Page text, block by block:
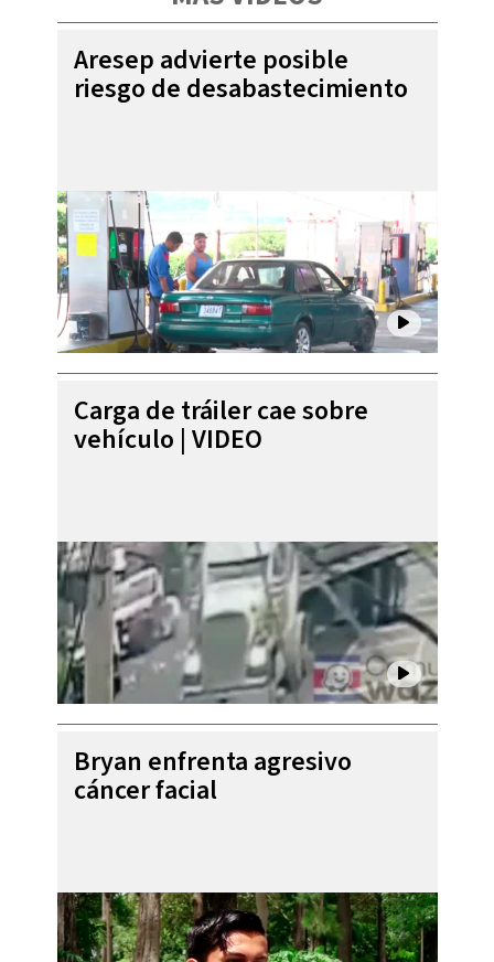
Aresep advierte posible
riesgo de desabastecimiento
Carga de tráiler cae sobre
vehículo | VIDEO
Bryan enfrenta agresivo
cáncer facial